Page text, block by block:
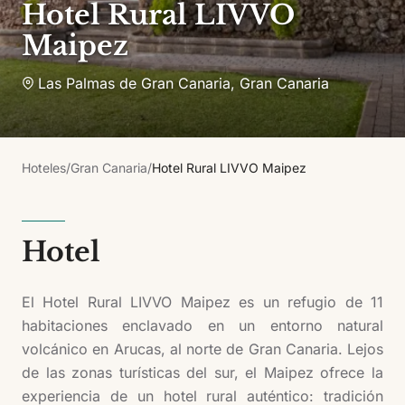
Hotel Rural LIVVO
Maipez
Las Palmas de Gran Canaria, Gran Canaria
Hoteles/Gran Canaria/Hotel Rural LIVVO Maipez
Hotel
El Hotel Rural LIVVO Maipez es un refugio de 11
habitaciones enclavado en un entorno natural
volcánico en Arucas, al norte de Gran Canaria. Lejos
de las zonas turísticas del sur, el Maipez ofrece la
experiencia de un hotel rural auténtico: tradición